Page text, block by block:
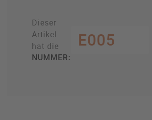
Dieser
Artikel
hat die
NUMMER:
E005